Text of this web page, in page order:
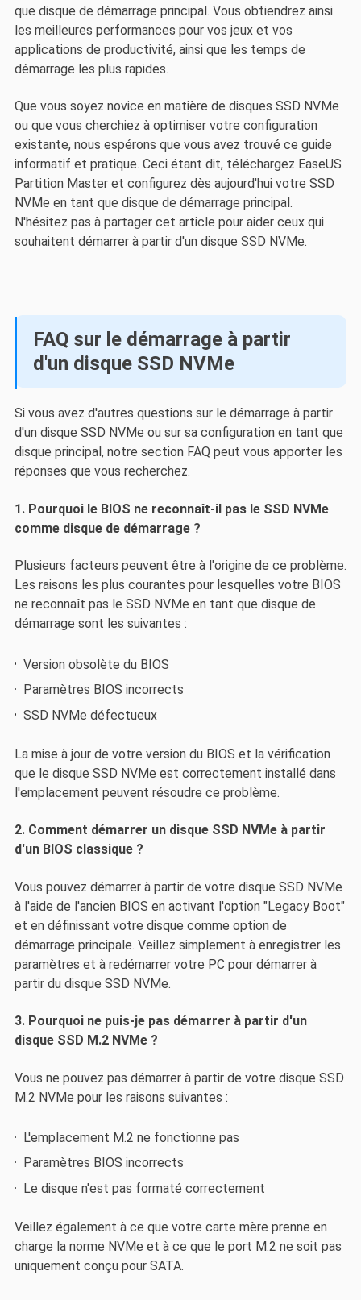
que disque de démarrage principal. Vous obtiendrez ainsi
les meilleures performances pour vos jeux et vos
applications de productivité, ainsi que les temps de
démarrage les plus rapides.
Que vous soyez novice en matière de disques SSD NVMe
ou que vous cherchiez à optimiser votre configuration
existante, nous espérons que vous avez trouvé ce guide
informatif et pratique. Ceci étant dit, téléchargez EaseUS
Partition Master et configurez dès aujourd'hui votre SSD
NVMe en tant que disque de démarrage principal.
N'hésitez pas à partager cet article pour aider ceux qui
souhaitent démarrer à partir d'un disque SSD NVMe.
FAQ sur le démarrage à partir
d'un disque SSD NVMe
Si vous avez d'autres questions sur le démarrage à partir
d'un disque SSD NVMe ou sur sa configuration en tant que
disque principal, notre section FAQ peut vous apporter les
réponses que vous recherchez.
1. Pourquoi le BIOS ne reconnaît-il pas le SSD NVMe
comme disque de démarrage ?
Plusieurs facteurs peuvent être à l'origine de ce problème.
Les raisons les plus courantes pour lesquelles votre BIOS
ne reconnaît pas le SSD NVMe en tant que disque de
démarrage sont les suivantes :
Version obsolète du BIOS
Paramètres BIOS incorrects
SSD NVMe défectueux
La mise à jour de votre version du BIOS et la vérification
que le disque SSD NVMe est correctement installé dans
l'emplacement peuvent résoudre ce problème.
2. Comment démarrer un disque SSD NVMe à partir
d'un BIOS classique ?
Vous pouvez démarrer à partir de votre disque SSD NVMe
à l'aide de l'ancien BIOS en activant l'option "Legacy Boot"
et en définissant votre disque comme option de
démarrage principale. Veillez simplement à enregistrer les
paramètres et à redémarrer votre PC pour démarrer à
partir du disque SSD NVMe.
3. Pourquoi ne puis-je pas démarrer à partir d'un
disque SSD M.2 NVMe ?
Vous ne pouvez pas démarrer à partir de votre disque SSD
M.2 NVMe pour les raisons suivantes :
L'emplacement M.2 ne fonctionne pas
Paramètres BIOS incorrects
Le disque n'est pas formaté correctement
Veillez également à ce que votre carte mère prenne en
charge la norme NVMe et à ce que le port M.2 ne soit pas
uniquement conçu pour SATA.